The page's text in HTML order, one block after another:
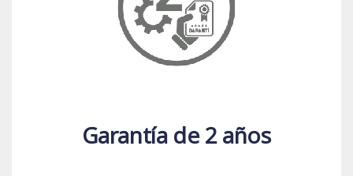
Garantía de 2 años